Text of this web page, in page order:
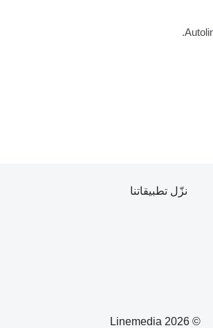
© 2026 Linemedia
نزّل تطبيقاتنا